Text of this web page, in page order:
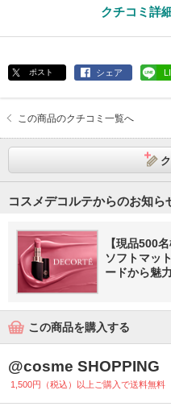
クチコミ詳
ポスト シェア
この商品のクチコミ一覧へ
コスメデコルテからのお知ら
【現品500
ソフトマッ
ードから魅
この商品を購入する
@cosme SHOPPING
1,500円（税込）以上ご購入で送料無料